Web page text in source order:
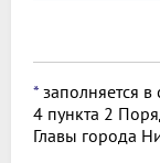
* заполняется
4 пункта 2
Главы города